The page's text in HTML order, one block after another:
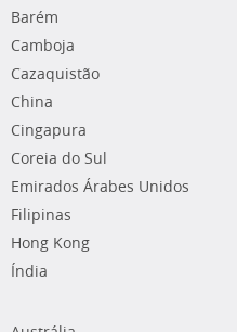
Barém
Camboja
Cazaquistão
China
Cingapura
Coreia do Sul
Emirados Árabes Unidos
Filipinas
Hong Kong
Índia